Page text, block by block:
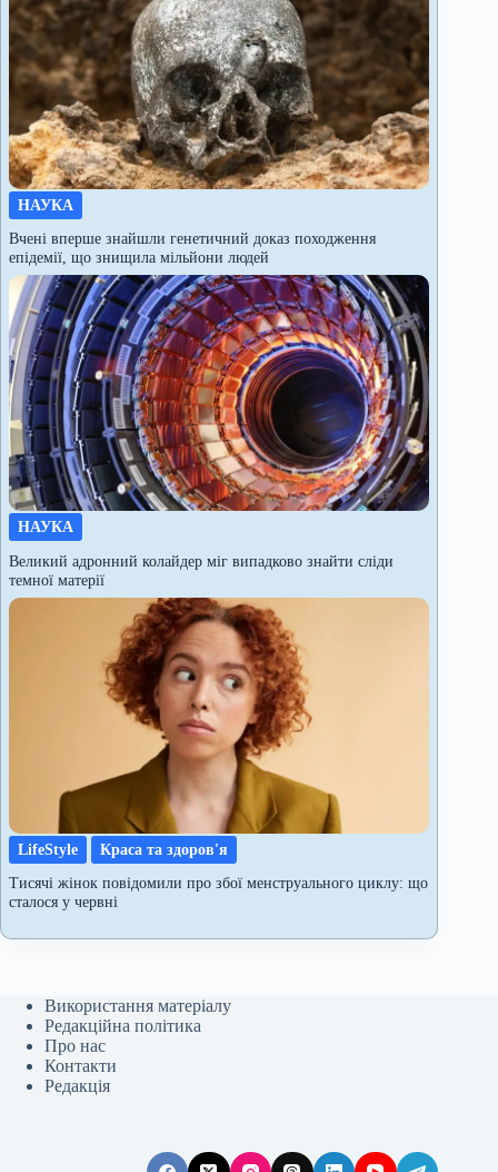
НАУКА
Вчені вперше знайшли генетичний доказ походження
епідемії, що знищила мільйони людей
НАУКА
Великий адронний колайдер міг випадково знайти сліди
темної матерії
LifeStyle
Краса та здоров'я
Тисячі жінок повідомили про збої менструального циклу: що
сталося у червні
Використання матеріалу
Редакційна політика
Про нас
Контакти
Редакція